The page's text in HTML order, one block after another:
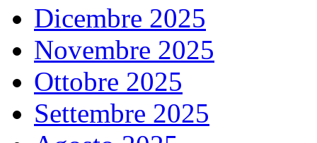
Dicembre 2025
Novembre 2025
Ottobre 2025
Settembre 2025